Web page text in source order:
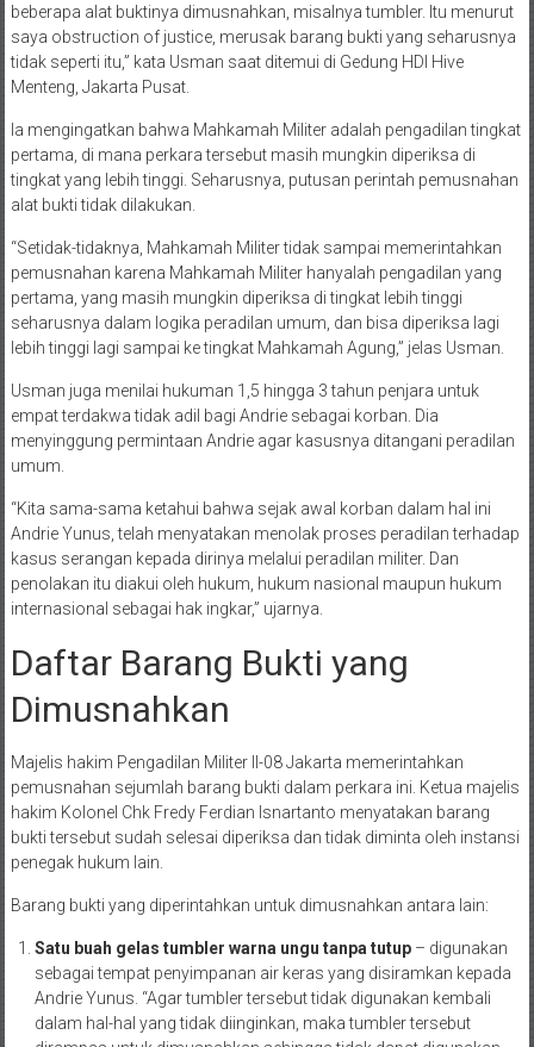
beberapa alat buktinya dimusnahkan, misalnya tumbler. Itu menurut
saya obstruction of justice, merusak barang bukti yang seharusnya
tidak seperti itu,” kata Usman saat ditemui di Gedung HDI Hive
Menteng, Jakarta Pusat.
Ia mengingatkan bahwa Mahkamah Militer adalah pengadilan tingkat
pertama, di mana perkara tersebut masih mungkin diperiksa di
tingkat yang lebih tinggi. Seharusnya, putusan perintah pemusnahan
alat bukti tidak dilakukan.
“Setidak-tidaknya, Mahkamah Militer tidak sampai memerintahkan
pemusnahan karena Mahkamah Militer hanyalah pengadilan yang
pertama, yang masih mungkin diperiksa di tingkat lebih tinggi
seharusnya dalam logika peradilan umum, dan bisa diperiksa lagi
lebih tinggi lagi sampai ke tingkat Mahkamah Agung,” jelas Usman
Usman juga menilai hukuman 1,5 hingga 3 tahun penjara untuk
empat terdakwa tidak adil bagi Andrie sebagai korban. Dia
menyinggung permintaan Andrie agar kasusnya ditangani peradilan
umum.
“Kita sama-sama ketahui bahwa sejak awal korban dalam hal ini
Andrie Yunus, telah menyatakan menolak proses peradilan terhadap
kasus serangan kepada dirinya melalui peradilan militer. Dan
penolakan itu diakui oleh hukum, hukum nasional maupun hukum
internasional sebagai hak ingkar,” ujarnya
Daftar Barang Bukti yang
Dimusnahkan
Majelis hakim Pengadilan Militer II-08 Jakarta memerintahkan
pemusnahan sejumlah barang bukti dalam perkara ini. Ketua majelis
hakim Kolonel Chk Fredy Ferdian Isnartanto menyatakan barang
bukti tersebut sudah selesai diperiksa dan tidak diminta oleh instansi
penegak hukum lain
Barang bukti yang diperintahkan untuk dimusnahkan antara lain:
Satu buah gelas tumbler warna ungu tanpa tutup– digunakan
sebagai tempat penyimpanan air keras yang disiramkan kepada
Andrie Yunus. “Agar tumbler tersebut tidak digunakan kembali
dalam hal-hal yang tidak diinginkan, maka tumbler tersebut